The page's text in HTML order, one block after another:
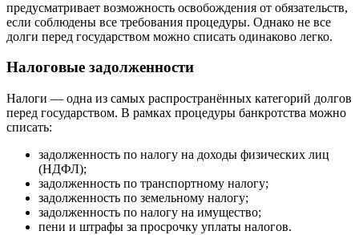
предусматривает возможность освобождения от обязательств,
если соблюдены все требования процедуры. Однако не все
долги перед государством можно списать одинаково легко.
Налоговые задолженности
Налоги — одна из самых распространённых категорий долгов
перед государством. В рамках процедуры банкротства можно
списать:
задолженность по налогу на доходы физических лиц
(НДФЛ);
задолженность по транспортному налогу;
задолженность по земельному налогу;
задолженность по налогу на имущество;
пени и штрафы за просрочку уплаты налогов.